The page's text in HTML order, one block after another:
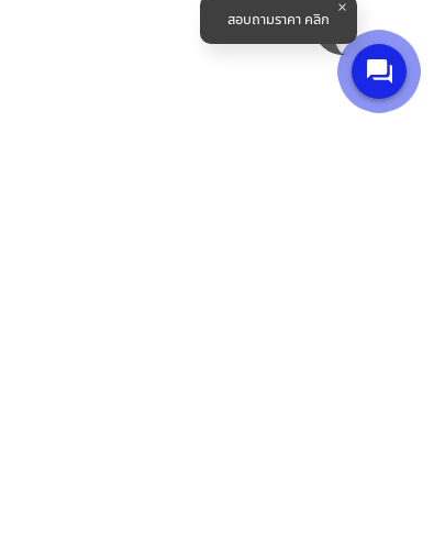
สอบถามราคา คลิก